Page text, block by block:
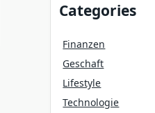
Categories
Finanzen
Geschaft
Lifestyle
Technologie